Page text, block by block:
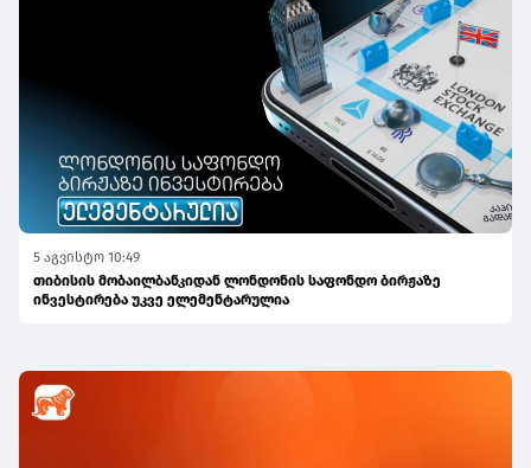
5 აგვისტო 10:49
თიბისის მობაილბანკიდან ლონდონის საფონდო ბირჟაზე
ინვესტირება უკვე ელემენტარულია